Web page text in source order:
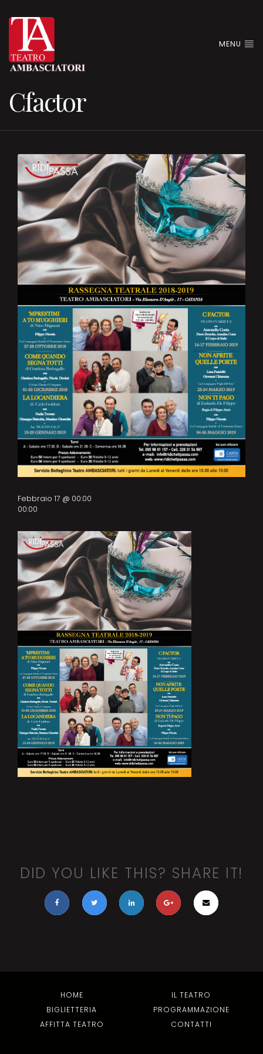
MENU
Cfactor
Febbraio 17 @ 00:00
00:00
DID YOU LIKE THIS? SHARE IT!
HOME
IL TEATRO
BIGLIETTERIA
PROGRAMMAZIONE
AFFITTA TEATRO
CONTATTI